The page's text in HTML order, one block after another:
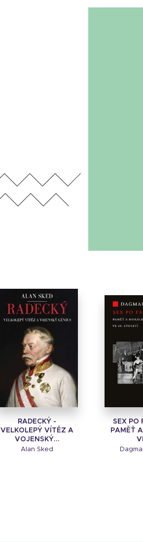
RADECKÝ -
VELKOLEPÝ VÍTĚZ A
VOJENSKÝ...
Alan Sked
SEX PO
PAMĚŤ